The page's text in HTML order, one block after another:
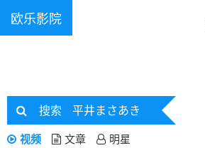
欧乐影院
搜索 平井まさあき
视频 文章 明星